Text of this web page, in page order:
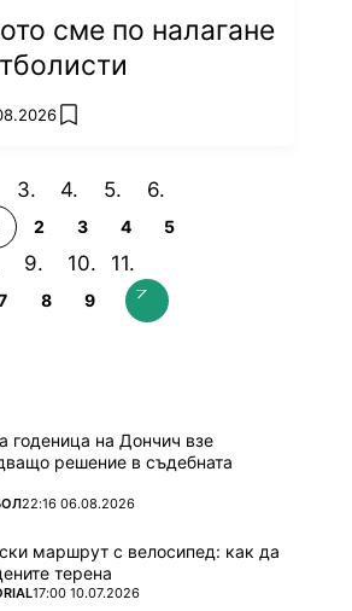
сме по налагане
add favorites
2 3 4 5
8 9
годеница на Дончич взе
решение в съдебната
22:16 06.08.2026
маршрут с велосипед: как да
терена
17:00 10.07.2026